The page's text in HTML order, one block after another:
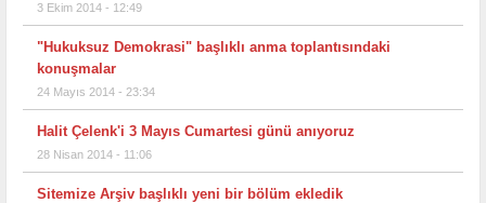
3 Ekim 2014 - 12:49
"Hukuksuz Demokrasi" başlıklı anma toplantısındaki
konuşmalar
24 Mayıs 2014 - 23:34
Halit Çelenk'i 3 Mayıs Cumartesi günü anıyoruz
28 Nisan 2014 - 11:06
Sitemize Arşiv başlıklı yeni bir bölüm ekledik